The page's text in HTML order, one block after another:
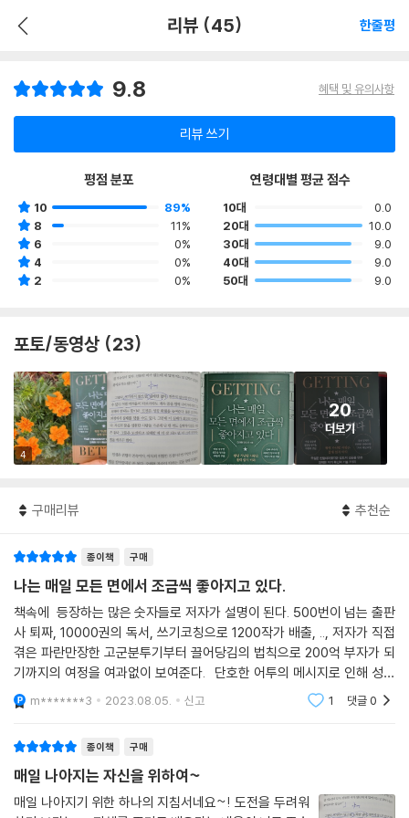
리뷰 (45) 한줄평
9.8 혜택 및 유의사항
리뷰 쓰기
평점 분포
10
89%
8
11%
6
0%
4
0%
2
0%
연령대별 평균 점수
10대
0.0
20대
10.0
30대
9.0
40대
9.0
50대
9.0
포토/동영상 (23)
4
20
더보기
구매리뷰 추천순
종이책 구매
나는 매일 모든 면에서 조금씩 좋아지고 있다.
책속에 등장하는 많은 숫자들로 저자가 설명이 된다. 500번이 넘는 출판
사 퇴짜, 10000권의 독서, 쓰기코칭으로 1200작가 배출, .., 저자가 직접
겪은 파란만장한 고군분투기부터 끌어당김의 법칙으로 200억 부자가 되
기까지의 여정을 여과없이 보여준다. 단호한 어투의 메시지로 인해 성공
하기 위한 책쓰기를 통한 퍼스널브랜등의 자세한 설명으로, 강하게 동기
부여 된다.
m*******3 2023.08.05. 신고 1 댓글0
종이책 구매
매일 나아지는 자신을 위하여~
매일 나아지기 위한 하나의 지침서네요~! 도전을 두려워